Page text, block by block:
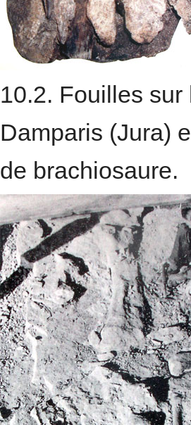
10.2. Fouilles
Damparis (Jura)
de brachiosaure.